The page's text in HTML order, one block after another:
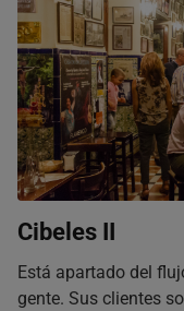
Cibeles II
Está apartado del
gente. Sus clientes